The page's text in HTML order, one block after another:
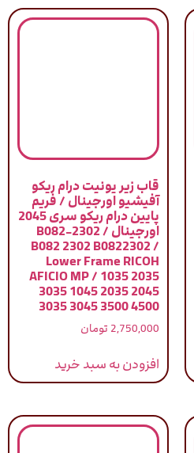
قاب زیر یونیت درام ریکو
آفیشیو اورجینال / فریم
پایین درام ریکو سری 2045
اورجینال / B082-2302
B082 2302 B0822302 /
Lower Frame RICOH
AFICIO MP / 1035 2035
3035 1045 2035 2045
3035 3045 3500 4500
2,750,000 تومان
افزودن به سبد خرید